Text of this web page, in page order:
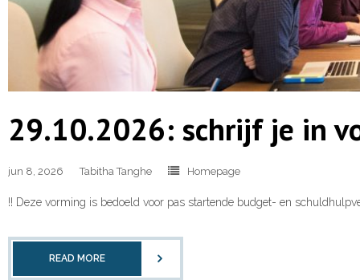
29.10.2026: schrijf je in
jun 8, 2026 Tabitha Tanghe Homepage
!! Deze vorming is bedoeld voor pas startende budget- en
READ MORE